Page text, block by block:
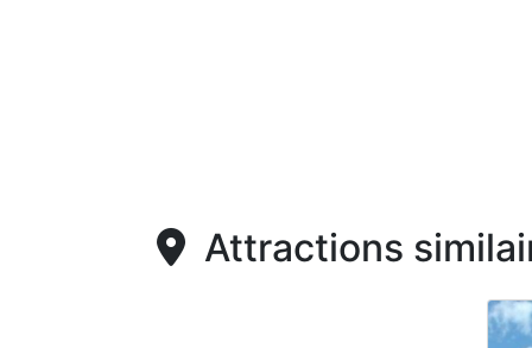
Attractions